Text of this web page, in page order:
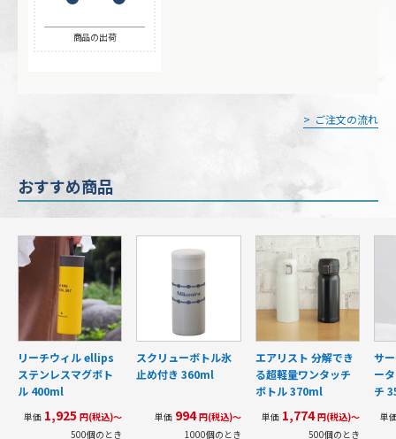
商品の出荷
ご注文の流れ
おすすめ商品
リーチウィル ellips
ステンレスマグボト
ル 400ml
単価 1,925円(税込)～
500個のとき
スクリューボトル氷
止め付き 360ml
単価994円(税込)～
1000個のとき
エアリスト 分解でき
る超軽量ワンタッチ
ボトル 370ml
単価1,774円(税込)～
500個のとき
サ
ー
チ
単